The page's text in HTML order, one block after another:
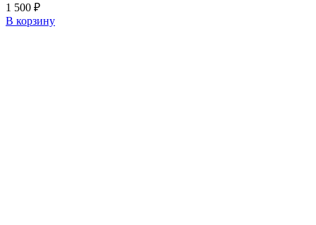
1 500 ₽
В корзину